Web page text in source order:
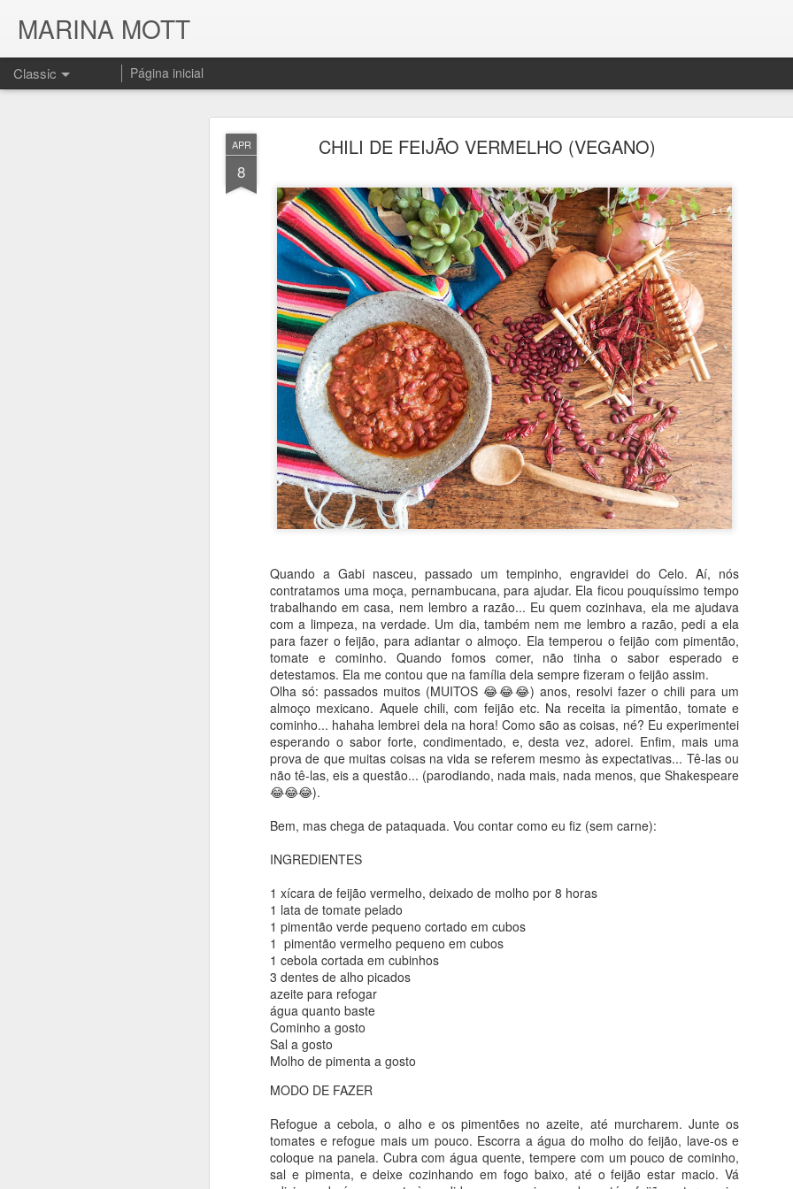
APR
8
CHILI DE FEIJÃO VERMELHO (VEGANO)
Quando a Gabi nasceu, passado um tempinho, engravidei do Celo. Aí, nós
contratamos uma moça, pernambucana, para ajudar. Ela ficou pouquíssimo tempo
trabalhando em casa, nem lembro a razão... Eu quem cozinhava, ela me ajudava
com a limpeza, na verdade. Um dia, também nem me lembro a razão, pedi a ela
para fazer o feijão, para adiantar o almoço. Ela temperou o feijão com pimentão,
tomate e cominho. Quando fomos comer, não tinha o sabor esperado e
detestamos. Ela me contou que na família dela sempre fizeram o feijão assim.
Olha só: passados muitos (MUITOS 😂😂😂) anos, resolvi fazer o chili para um
almoço mexicano. Aquele chili, com feijão etc. Na receita ia pimentão, tomate e
cominho... hahaha lembrei dela na hora! Como são as coisas, né? Eu experimentei
esperando o sabor forte, condimentado, e, desta vez, adorei. Enfim, mais uma
prova de que muitas coisas na vida se referem mesmo às expectativas... Tê-las ou
não tê-las, eis a questão... (parodiando, nada mais, nada menos, que Shakespeare
😂😂😂).
Bem, mas chega de pataquada. Vou contar como eu fiz (sem carne):
INGREDIENTES
1 xícara de feijão vermelho, deixado de molho por 8 horas
1 lata de tomate pelado
1 pimentão verde pequeno cortado em cubos
1 pimentão vermelho pequeno em cubos
1 cebola cortada em cubinhos
3 dentes de alho picados
azeite para refogar
água quanto baste
Cominho a gosto
Sal a gosto
Molho de pimenta a gosto
MODO DE FAZER
Refogue a cebola, o alho e os pimentões no azeite, até murcharem. Junte os
tomates e refogue mais um pouco. Escorra a água do molho do feijão, lave-os e
coloque na panela. Cubra com água quente, tempere com um pouco de cominho,
sal e pimenta, e deixe cozinhando em fogo baixo, até o feijão estar macio. Vá
MARINA MOTT
Classic Página inicial
BOLO DENSO DE CHOCOLATE COM BANANA
Que bolo gostoso e inusitado! Por levar bananas e iogurte, quase não vai gordura e, no
um pouquinho de mel. É bem verdade que o açúcar vem no chocolate ao leite, mas, ainda
bolo super equilibrado e mais nutritivo. E, o mais importante, com certeza: delicioso!!
Para fazer você vai precisar dos ingredientes e de um garfo. Simples assim. Olha só (receita
INGREDIENTES
350 grs de banana nanica bem maduras (2 grandes, aproximadamente)
75g de mel
1 ovo em temperatura ambiente
25g de óleo de girassol
1 colher de sopa bem cheia de iogurte natural
1 pitada de sal
150-165g de chocolate ao leite em gotas ou picado